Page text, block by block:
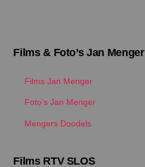
Films & Foto’s Jan Menger
Films Jan Menger
Foto’s Jan Menger
Mengers Doodels
Films RTV SLOS